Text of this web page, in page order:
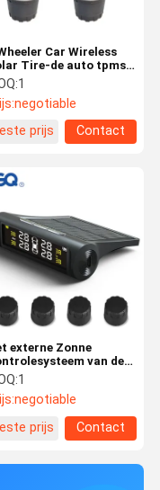
Car Wireless
Tire-de auto tpms
van het
Controlesysteem
1
negotiable
prijs
Contact
externe Zonne
van de
voor
1
negotiable
prijs
Contact